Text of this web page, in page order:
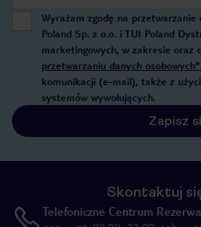
Wyrażam zgodę na przetwarzanie
Poland Sp. z o.o. i TUI Poland
marketingowych, w zakresie oraz
przetwarzaniu danych osobowych”
komunikacji (e-mail), także z
systemów wywołujących.
Zapisz
Skontaktuj
Telefoniczne Centrum